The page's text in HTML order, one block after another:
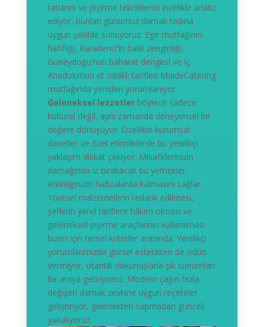
tatlarını ve pişirme tekniklerini incelikle analiz
ediyor, bunları günümüz damak tadına
uygun şekilde sunuyoruz. Ege mutfağının
hafifliği, Karadeniz’in balık zenginliği,
Güneydoğu’nun baharat dengesi ve İç
Anadolu’nun et odaklı tarifleri MaideCatering
mutfağında yeniden yorumlanıyor.
Geleneksel lezzetlerböylece sadece
kültürel değil, aynı zamanda deneyimsel bir
değere dönüşüyor. Özellikle kurumsal
davetler ve özel etkinliklerde bu yenilikçi
yaklaşım dikkat çekiyor. Misafirlerinizin
damağında iz bırakacak bu yemekler,
etkinliğinizin hafızalarda kalmasını sağlar.
Yöresel malzemelerin tedarik edilmesi,
şeflerin yerel tariflere hâkim olması ve
geleneksel pişirme araçlarının kullanılması
bizim için temel kriterler arasında. Yenilikçi
yorumlarımızda görsel estetikten de ödün
vermiyor, otantik dokunuşlarla şık sunumları
bir araya getiriyoruz. Modern çağın hızla
değişen damak zevkine uygun reçeteler
geliştiriyor, gelenekten sapmadan günceli
yakalıyoruz.